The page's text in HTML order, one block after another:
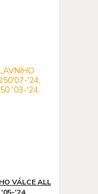
VÁLCE ALL